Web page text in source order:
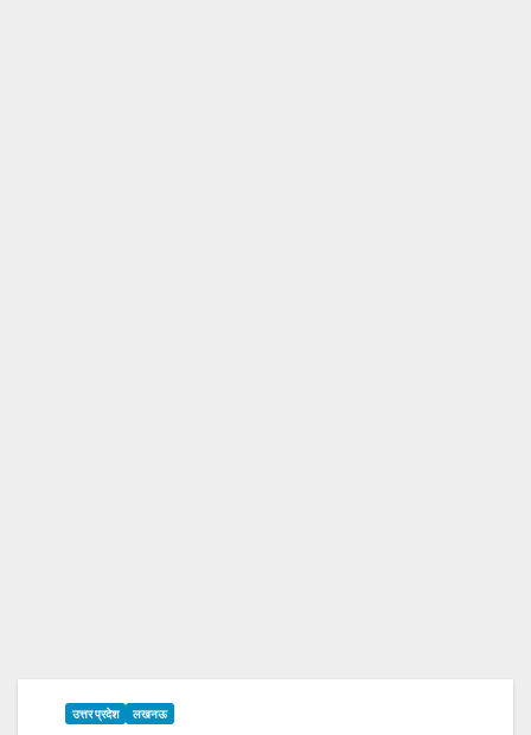
उत्तर प्रदेश लखनऊ